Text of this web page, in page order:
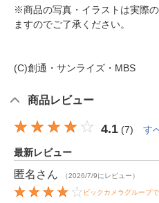
※商品の写真・イラストは実際
ますのでご了承ください。
(C)創通・サンライズ・MBS
商品レビュー
4.1 (7) す
最新レビュー
匿名 さん （2026/7/9にレビュー）
ビックカメラグループ